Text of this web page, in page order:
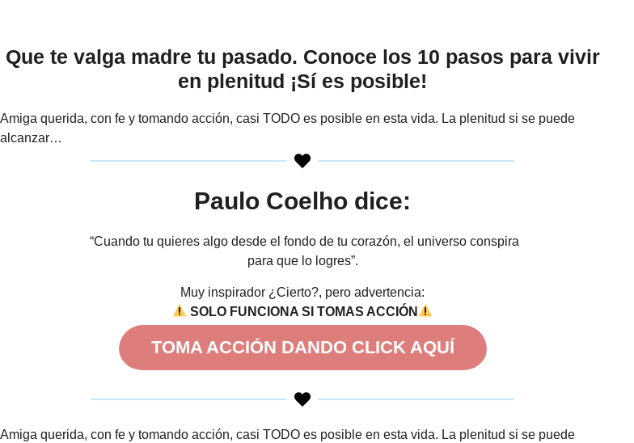
Que te valga madre tu pasado. Conoce los 10 pasos para vivir
en plenitud ¡Sí es posible!
Amiga querida, con fe y tomando acción, casi TODO es posible en esta vida. La plenitud si se puede
alcanzar…
Paulo Coelho dice:
“Cuando tu quieres algo desde el fondo de tu corazón, el universo conspira
para que lo logres”.
Muy inspirador ¿Cierto?, pero advertencia:
SOLO FUNCIONA SI TOMAS ACCIÓN
TOMA ACCIÓN DANDO CLICK AQUÍ
Amiga querida, con fe y tomando acción, casi TODO es posible en esta vida. La plenitud si se puede